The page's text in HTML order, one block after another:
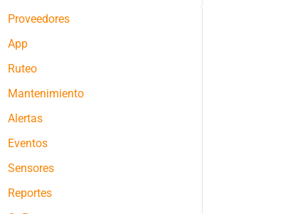
Proveedores
App
Ruteo
Mantenimiento
Alertas
Eventos
Sensores
Reportes